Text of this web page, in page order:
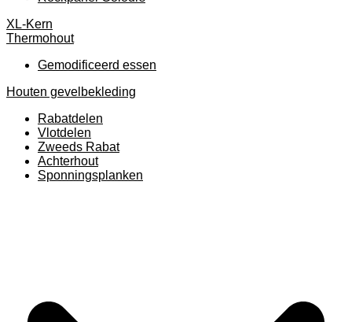
XL-Kern
Thermohout
Gemodificeerd essen
Houten gevelbekleding
Rabatdelen
Vlotdelen
Zweeds Rabat
Achterhout
Sponningsplanken